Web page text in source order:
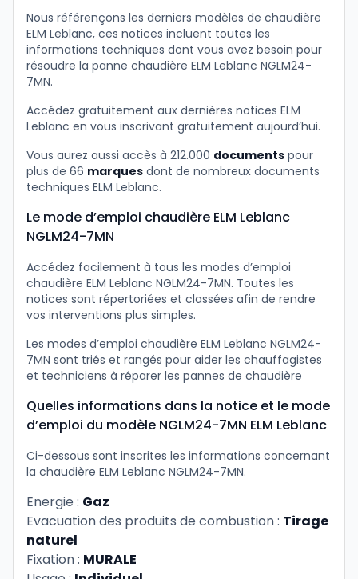
Nous référençons les derniers modèles de chaudière
ELM Leblanc, ces notices incluent toutes les
informations techniques dont vous avez besoin pour
résoudre la panne chaudière ELM Leblanc NGLM24-
7MN.
Accédez gratuitement aux dernières notices ELM
Leblanc en vous inscrivant gratuitement aujourd’hui.
Vous aurez aussi accès à 212.000 documents pour
plus de 66 marques dont de nombreux documents
techniques ELM Leblanc.
Le mode d’emploi chaudière ELM Leblanc
NGLM24-7MN
Accédez facilement à tous les modes d’emploi
chaudière ELM Leblanc NGLM24-7MN. Toutes les
notices sont répertoriées et classées afin de rendre
vos interventions plus simples.
Les modes d’emploi chaudière ELM Leblanc NGLM24-
7MN sont triés et rangés pour aider les chauffagistes
et techniciens à réparer les pannes de chaudière
Quelles informations dans la notice et le mode
d’emploi du modèle NGLM24-7MN ELM Leblanc
Ci-dessous sont inscrites les informations concernant
la chaudière ELM Leblanc NGLM24-7MN.
Energie : Gaz
Evacuation des produits de combustion : Tirage
naturel
Fixation : MURALE